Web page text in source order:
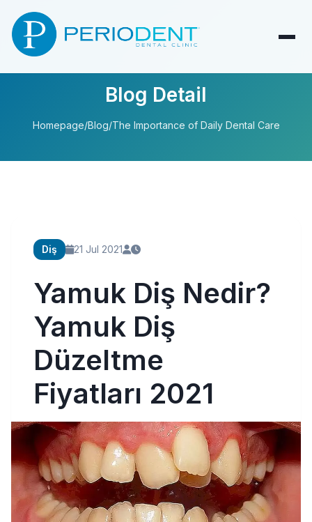
Blog Detail
Homepage/Blog/The Importance of Daily Dental Care
Diş 21 Jul 2021
Yamuk Diş Nedir?
Yamuk Diş
Düzeltme
Fiyatları 2021